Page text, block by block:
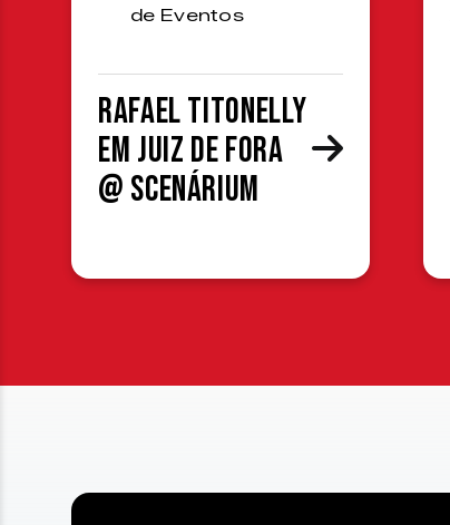
de Eventos
Rafael Titonelly
em Juiz de Fora
@ Scenárium